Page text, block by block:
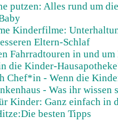
putzen: Alles rund um
Kinderfilme:
Eltern-Schlaf
Fahrradtouren in und
die Kinder-
Chef*in - Wenn die
- Was ihr wissen
Kinder: Ganz einfach in
besten Tipps